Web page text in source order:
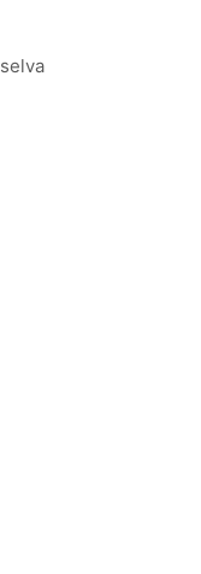
selva